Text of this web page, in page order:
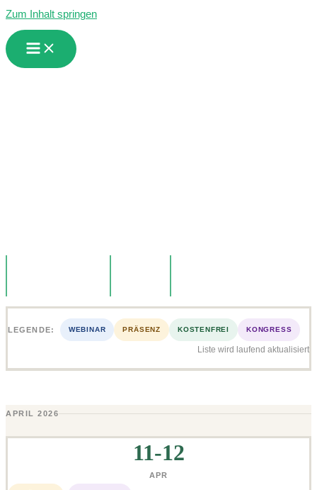
Zum Inhalt springen
LEGENDE: WEBINAR PRÄSENZ KOSTENFREI KONGRESS
Liste wird laufend aktualisiert
APRIL 2026
11-12
APR